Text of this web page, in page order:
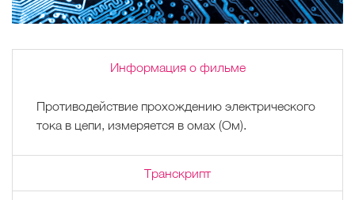
Информация о фильме
Противодействие прохождению электрического
тока в цепи, измеряется в омах (Ом).
Транскрипт